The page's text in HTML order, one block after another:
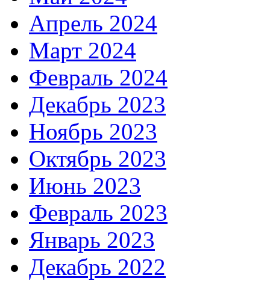
Апрель 2024
Март 2024
Февраль 2024
Декабрь 2023
Ноябрь 2023
Октябрь 2023
Июнь 2023
Февраль 2023
Январь 2023
Декабрь 2022